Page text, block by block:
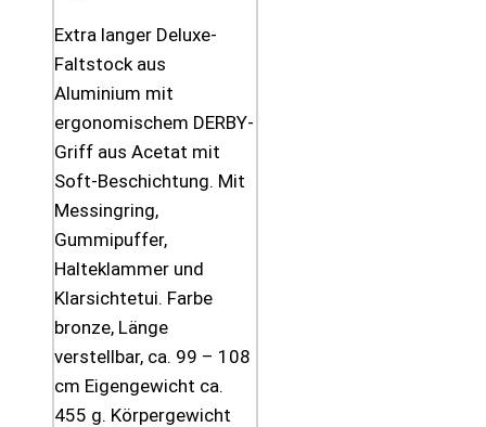
Extra langer Deluxe-
Faltstock aus
Aluminium mit
ergonomischem DERBY-
Griff aus Acetat mit
Soft-Beschichtung. Mit
Messingring,
Gummipuffer,
Halteklammer und
Klarsichtetui. Farbe
bronze, Länge
verstellbar, ca. 99 – 108
cm Eigengewicht ca.
455 g. Körpergewicht